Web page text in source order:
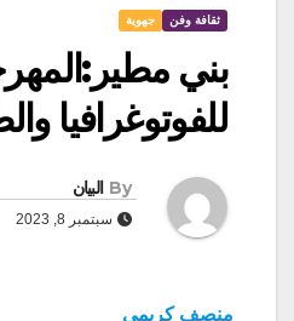
ثقافة وفن جهوية
بني
للفوتوغرافيا
By البيان
سبتمبر 8, 2023
منصف كريمي